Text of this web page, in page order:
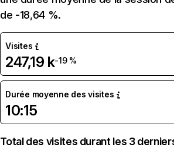
de -18,64 %.
Visites
247,19 k-19 %
Durée moyenne des visites
10:15
Total des visites durant les 3